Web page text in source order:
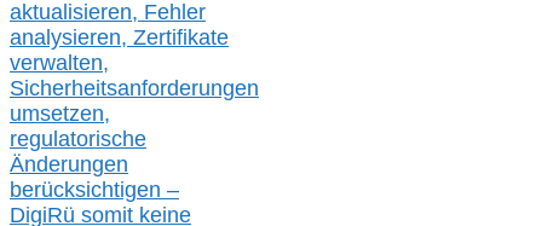
aktualisieren, Fehler
analysieren, Zertifikate
verwalten,
Sicherheitsanforderungen
umsetzen,
regulatorische
Änderungen
berücksichtigen –
DigiRü somit keine